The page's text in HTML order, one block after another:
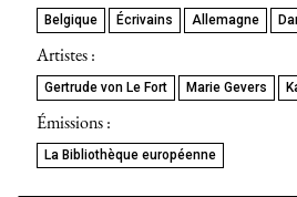
Belgique Écrivains Allemagne
Artistes :
Gertrude von Le Fort Marie Gevers
Émissions :
La Bibliothèque européenne